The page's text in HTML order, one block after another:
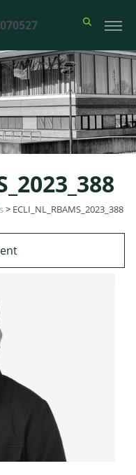
> ECLI_NL_RBAMS_2023_388